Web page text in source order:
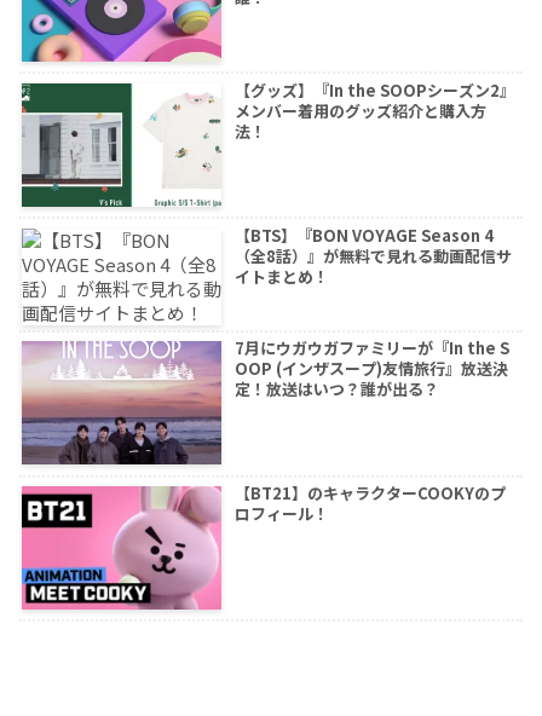
【グッズ】『In the SOOPシーズン2』
メンバー着用のグッズ紹介と購入方
法！
【BTS】『BON VOYAGE Season 4
（全8話）』が無料で見れる動画配信サ
イトまとめ！
7月にウガウガファミリーが『In the S
OOP (インザスープ)友情旅行』放送決
定！放送はいつ？誰が出る？
【BT21】のキャラクターCOOKYのプ
ロフィール！